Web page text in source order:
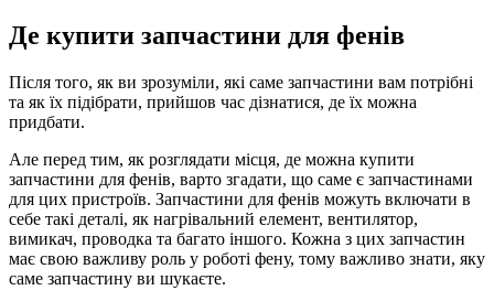
Де купити запчастини для фенів
Після того, як ви зрозуміли, які саме запчастини вам потрібні
та як їх підібрати, прийшов час дізнатися, де їх можна
придбати.
Але перед тим, як розглядати місця, де можна купити
запчастини для фенів, варто згадати, що саме є запчастинами
для цих пристроїв. Запчастини для фенів можуть включати в
себе такі деталі, як нагрівальний елемент, вентилятор,
вимикач, проводка та багато іншого. Кожна з цих запчастин
має свою важливу роль у роботі фену, тому важливо знати, яку
саме запчастину ви шукаєте.